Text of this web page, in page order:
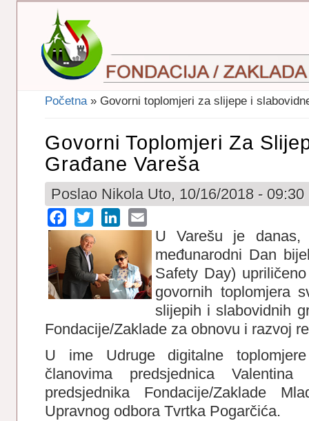
Vi Ste Ovdje
Početna» Govorni toplomjeri za slijepe i
Govorni Toplomjeri Za
Građane Vareša
Poslao Nikola Uto, 10/16/2018 - 09:30
Facebook
Twitter LinkedIn
U Varešu je danas,
međunarodni Dan
Safety Day)
govornih toplomjera
slijepih i slabovidnih
Fondacije/Zaklade za obnovu i razvoj
U ime Udruge digitalne
članovima predsjednica
predsjednika Fondacije/Zaklade
Upravnog odbora Tvrtka Pogarčića.